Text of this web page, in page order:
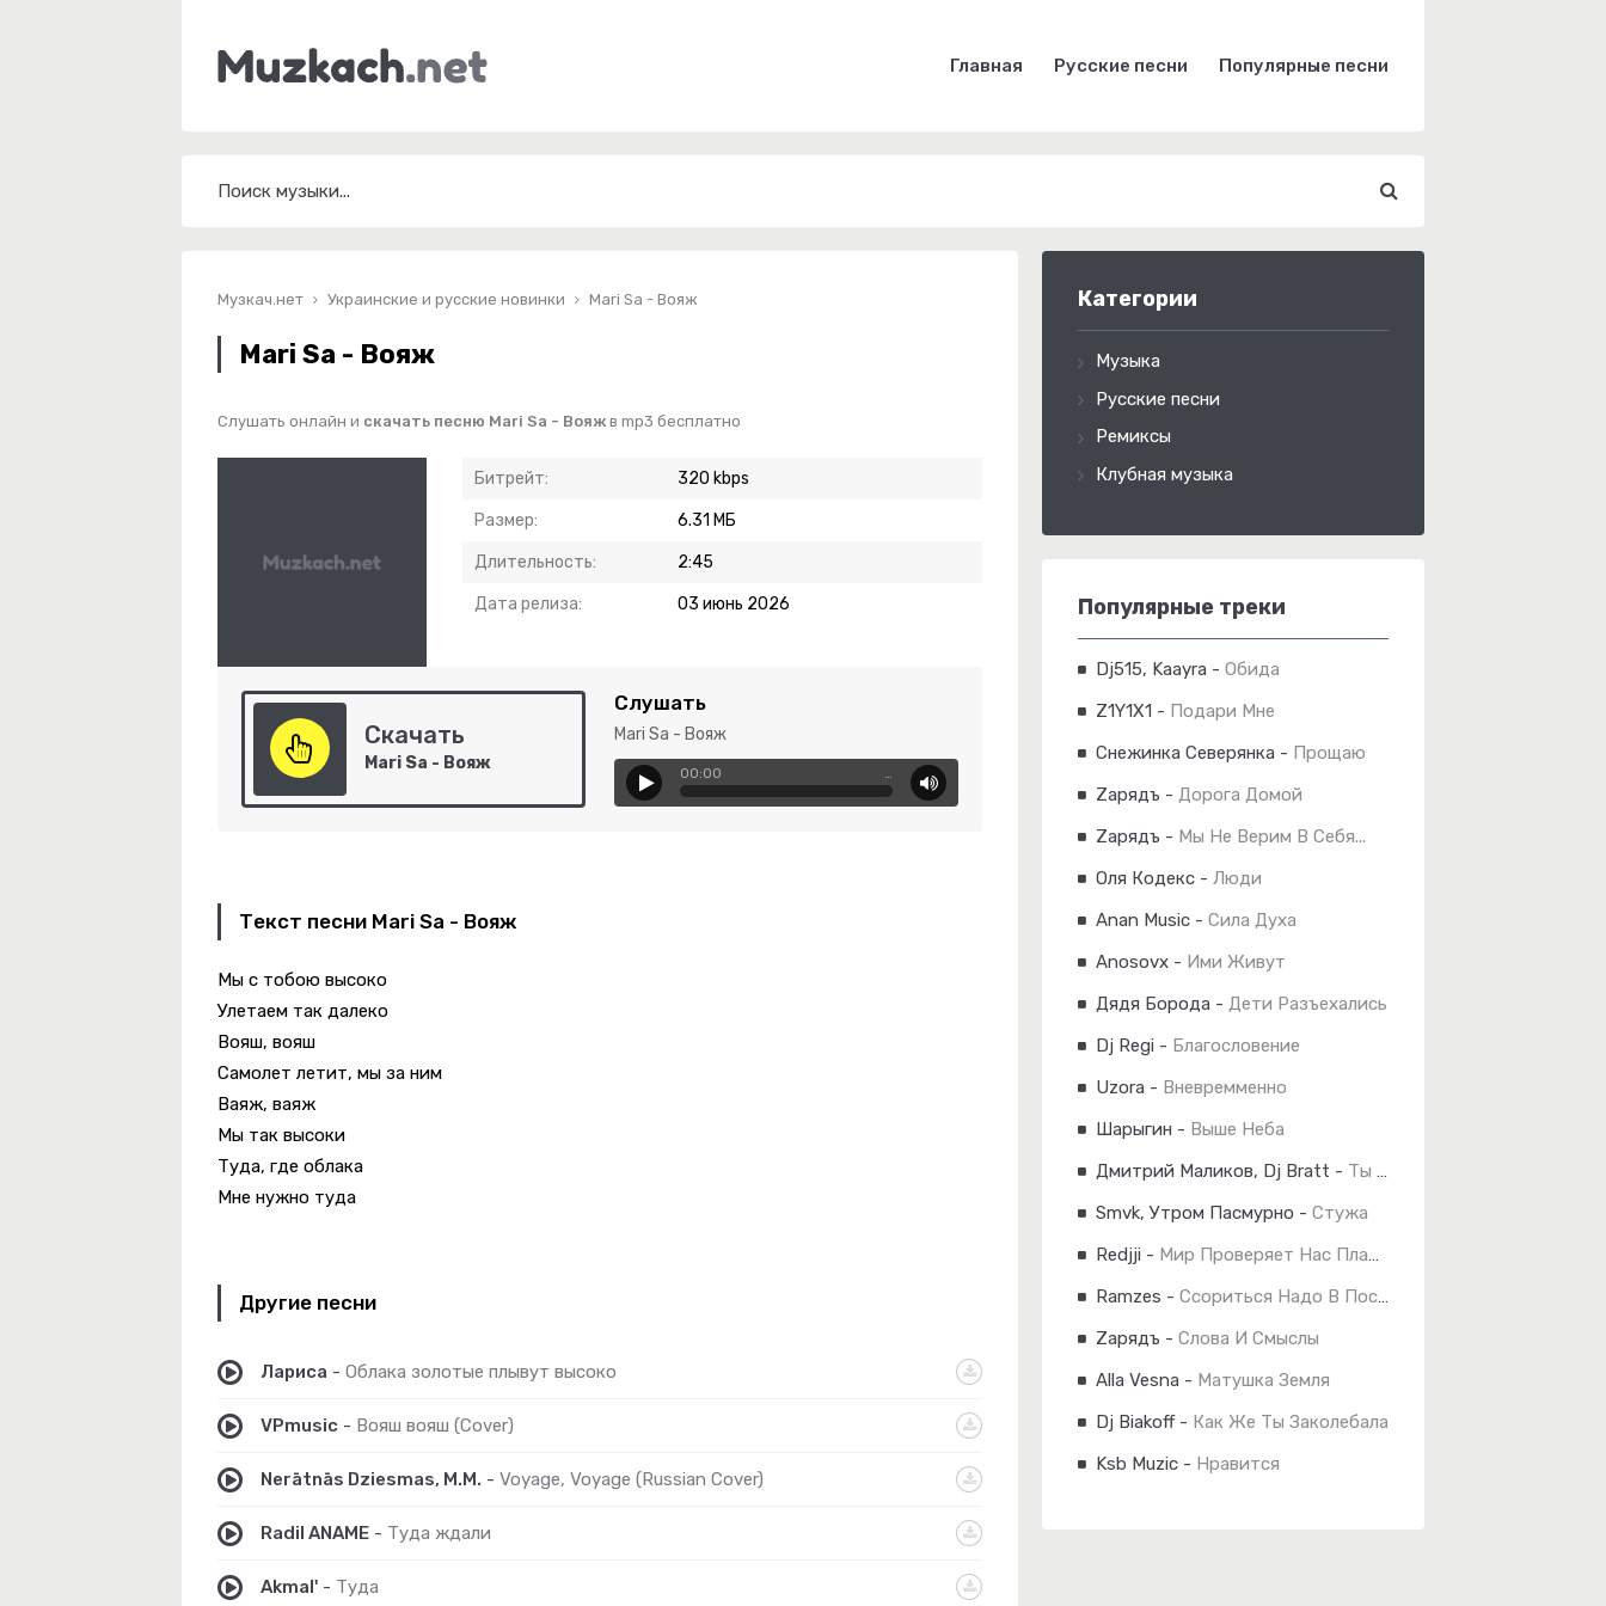
Главная Русские песни Популярные песни
Музкач.нет Украинские и русские новинки Mari Sa - Вояж
Mari Sa - Вояж
Слушать онлайн и скачать песню Mari Sa - Вояж в mp3 бесплатно
Битрейт: 320 kbps
Размер: 6.31 МБ
Длительность: 2:45
Дата релиза: 03 июнь 2026
Скачать
Mari Sa - Вояж
Слушать
Mari Sa - Вояж
00:00 …
Текст песни Mari Sa - Вояж
Мы с тобою высоко
Улетаем так далеко
Вояш, вояш
Самолет летит, мы за ним
Ваяж, ваяж
Мы так высоки
Туда, где облака
Мне нужно туда
Другие песни
Лариса - Облака золотые плывут высоко
VPmusic - Вояш вояш (Cover)
Nerātnās Dziesmas, M.M. - Voyage, Voyage (Russian Cover)
Radil ANAME - Туда ждали
Akmal' - Туда
Категории
Музыка
Русские песни
Ремиксы
Клубная музыка
Популярные треки
Dj515, Kaayra - Обида
Z1Y1X1 - Подари Мне
Снежинка Северянка - Прощаю
Zарядъ - Дорога Домой
Zарядъ - Мы Не Верим В Себя...
Оля Кодекс - Люди
Anan Music - Сила Духа
Anosovx - Ими Живут
Дядя Борода - Дети Разъехались
Dj Regi - Благословение
Uzora - Вневремменно
Шарыгин - Выше Неба
Дмитрий Маликов, Dj Bratt - Ты Одна, Ты Такая (Remix)
Smvk, Утром Пасмурно - Стужа
Redjji - Мир Проверяет Нас Пламенем Снова
Ramzes - Ссориться Надо В Постели
Zарядъ - Слова И Смыслы
Alla Vesna - Матушка Земля
Dj Biakoff- Как Же Ты Заколебала
Ksb Muzic - Нравится
Ты Одна, Ты Такая (Remix)